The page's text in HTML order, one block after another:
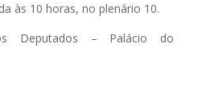
às 10 horas, no plenário 10.
Deputados – Palácio do